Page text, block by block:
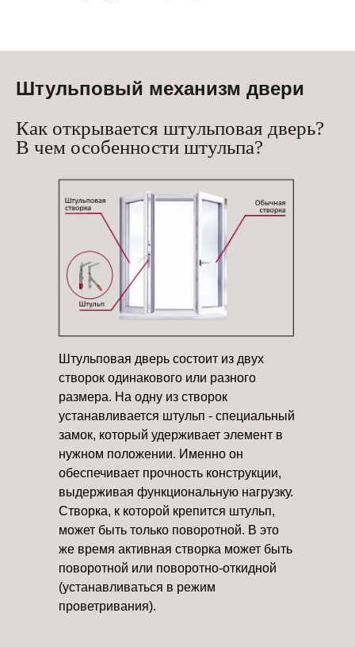
Штульповый механизм двери
Как открывается штульповая дверь?
В чем особенности штульпа?
Штульповая дверь состоит из двух
створок одинакового или разного
размера. На одну из створок
устанавливается штульп - специальный
замок, который удерживает элемент в
нужном положении. Именно он
обеспечивает прочность конструкции,
выдерживая функциональную нагрузку.
Створка, к которой крепится штульп,
может быть только поворотной. В это
же время активная створка может быть
поворотной или поворотно-откидной
(устанавливаться в режим
проветривания).